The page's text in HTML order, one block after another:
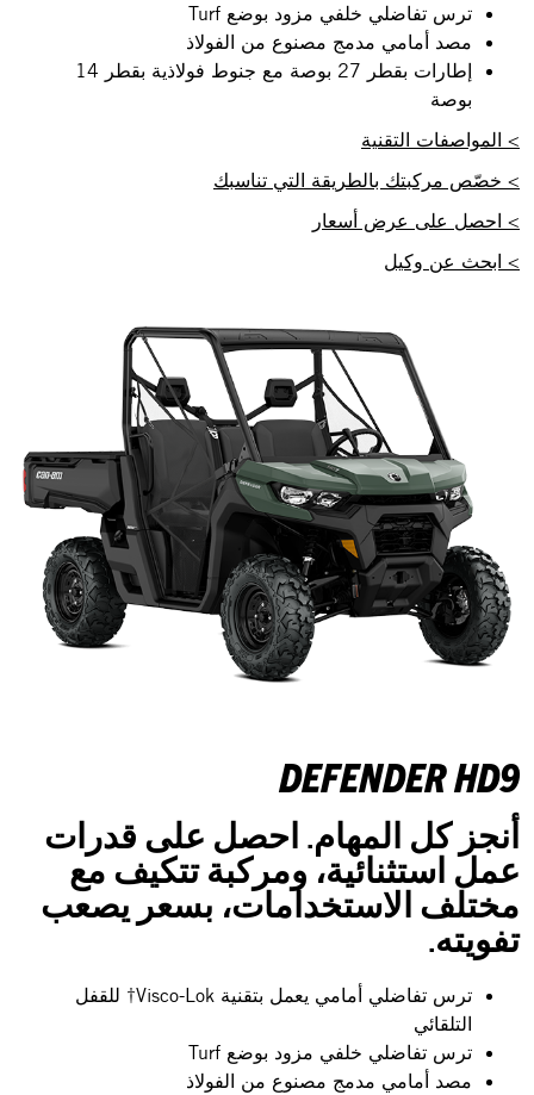
ترس تفاضلي خلفي مزود بوضع Turf
مصد أمامي مدمج مصنوع من الفولاذ
إطارات بقطر 27 بوصة مع جنوط فولاذية بقطر 14
بوصة
> المواصفات التقنية
> خصّص مركبتك بالطريقة التي تناسبك
> احصل على عرض أسعار
> ابحث عن وكيل
DEFENDER HD9
أنجز كل المهام. احصل على قدرات
عمل استثنائية، ومركبة تتكيف مع
مختلف الاستخدامات، بسعر يصعب
تفويته.
ترس تفاضلي أمامي يعمل بتقنية Visco-Lok† للقفل
التلقائي
ترس تفاضلي خلفي مزود بوضع Turf
مصد أمامي مدمج مصنوع من الفولاذ